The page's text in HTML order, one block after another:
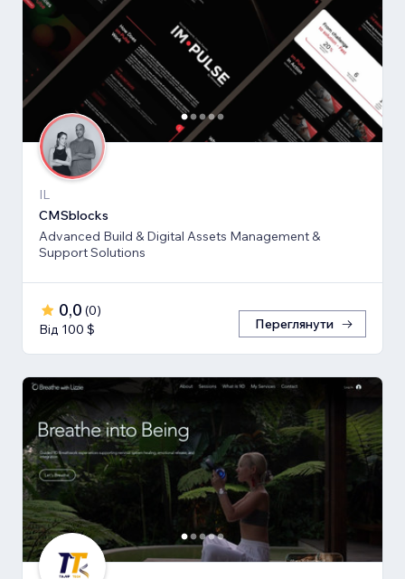
IL
CMSblocks
Advanced Build & Digital Assets Management &
Support Solutions
0,0 (0)
Від 100 $
Переглянути